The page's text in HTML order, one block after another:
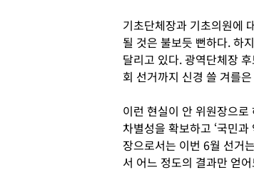
기초단체장과 기초의원에
될 것은 불보듯 뻔하다. 하
달리고 있다. 광역단체장
회 선거까지 신경 쓸 겨를
이런 현실이 안 위원장으로
차별성을 확보하고 ‘국민
장으로서는 이번 6월 선거
서 어느 정도의 결과만 얻